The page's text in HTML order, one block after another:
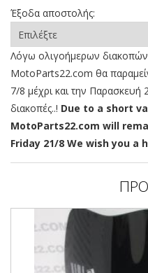
Έξοδα αποστολής:
Λόγω ολιγοήμερων
MotoParts22.com θα
7/8 μέχρι και την Παρασκευή
διακοπές..! Due to a short
MotoParts22.com will
Friday 21/8 We wish you a